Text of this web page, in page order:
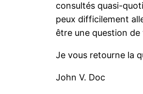
consultés quasi-
peux difficilement
être une question
Je vous retourne la
John V. Doc